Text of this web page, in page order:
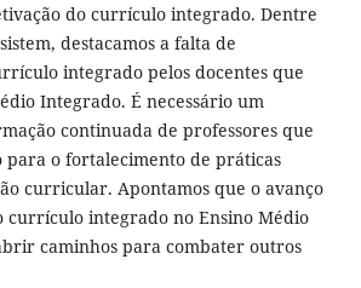
do currículo integrado. Dentre
destacamos a falta de
integrado pelos docentes que
Integrado. É necessário um
continuada de professores que
para o fortalecimento de práticas
curricular. Apontamos que o avanço
currículo integrado no Ensino Médio
caminhos para combater outros